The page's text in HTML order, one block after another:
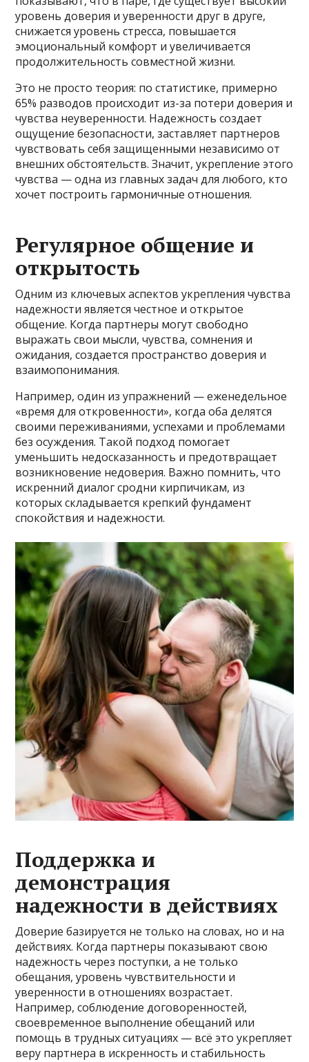
уровень доверия и уверенности друг в друге,
снижается уровень стресса, повышается
эмоциональный комфорт и увеличивается
продолжительность совместной жизни.
Это не просто теория: по статистике, примерно
65% разводов происходит из-за потери доверия и
чувства неуверенности. Надежность создает
ощущение безопасности, заставляет партнеров
чувствовать себя защищенными независимо от
внешних обстоятельств. Значит, укрепление этого
чувства — одна из главных задач для любого, кто
хочет построить гармоничные отношения.
Регулярное общение и
открытость
Одним из ключевых аспектов укрепления чувства
надежности является честное и открытое
общение. Когда партнеры могут свободно
выражать свои мысли, чувства, сомнения и
ожидания, создается пространство доверия и
взаимопонимания.
Например, один из упражнений — еженедельное
«время для откровенности», когда оба делятся
своими переживаниями, успехами и проблемами
без осуждения. Такой подход помогает
уменьшить недосказанность и предотвращает
возникновение недоверия. Важно помнить, что
искренний диалог сродни кирпичикам, из
которых складывается крепкий фундамент
спокойствия и надежности.
Поддержка и
демонстрация
надежности в действиях
Доверие базируется не только на словах, но и на
действиях. Когда партнеры показывают свою
надежность через поступки, а не только
обещания, уровень чувствительности и
уверенности в отношениях возрастает.
Например, соблюдение договоренностей,
своевременное выполнение обещаний или
помощь в трудных ситуациях — всё это укрепляет
веру партнера в искренность и стабильность